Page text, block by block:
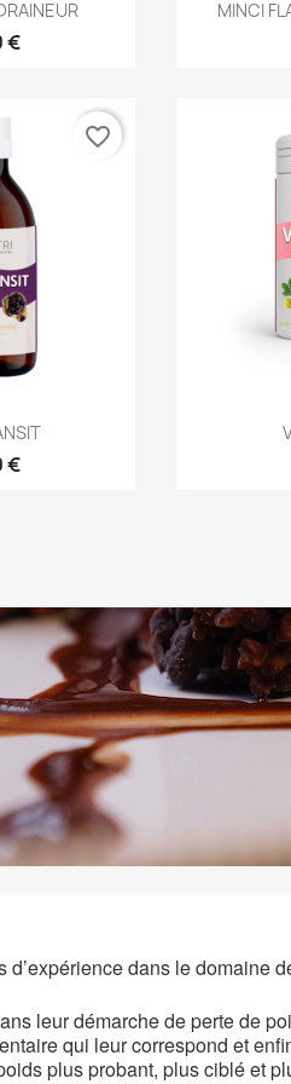
€

MINCI
€
favorite_border
dans le domaine
leur démarche de perte de
qui leur correspond et
plus probant, plus ciblé et